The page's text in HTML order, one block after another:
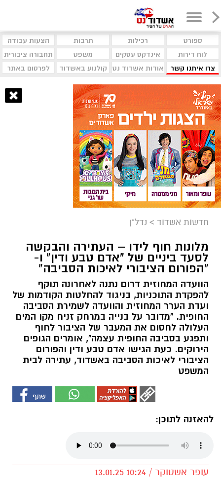
ספורט רכילות תרבות
הצעות עבודה
לוח דירות
אינדקס עסקים משפט
תחבורה ציבורית
צרו איתנו קשר
אודות אשדוד נט קולנוע באשדוד לפרסום באתר
חדשות אשדוד > נדל"ן
מלונות חוף לידו – העתירה והבקשה
לסעד ביניים של "אדם טבע ודין" ו-
"הפורום הציבורי לאיכות הסביבה"
הוועדה המחוזית דרום נתנה לאחרונה תוקף
להפקדת התוכניות, בניגוד להחלטות הקודמות של
ועדת הערר המחוזית והוועדה לשמירת הסביבה
החופית. "מדובר על בנייה במרחק זניח מקו המים
העלולה לחסום את המעבר של הציבור לחוף
ותפגע בסביבה החופית עצמה", אומרים הגופים
הירוקים. כעת הגישו אדם טבע ודין והפורום
הציבורי לאיכות הסביבה באשדוד, עתירה לבית
המשפט
להאזנה לתוכן:
עופר אשטוקר / 10:24 13.01.25